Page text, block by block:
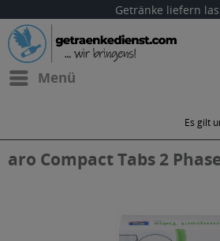
Getränke liefern
Menü
Es gilt
aro Compact Tabs 2